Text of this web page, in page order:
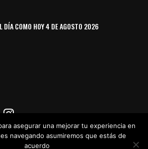
DÍA COMO HOY 4 DE AGOSTO 2026
asegurar una mejorar tu experiencia en
navegando asumiremos que estás de
acuerdo